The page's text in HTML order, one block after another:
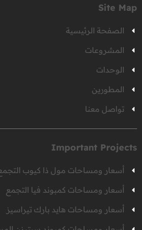
Site Map
الصفحة الرئيسية
المشروعات
الوحدات
المطورين
تواصل معنا
Important Projects
أسعار ومساحات مول ذا كيوب
أسعار ومساحات كمبوند فيا التجمع
أسعار ومساحات هايد بارك تيراسيز